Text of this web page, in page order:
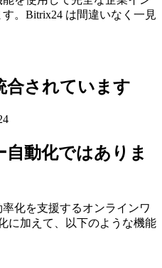
。Bitrix24 は間違いなく一見
合されています
自動化ではありま
化を支援するオンラインワ
に加えて、以下のような機能